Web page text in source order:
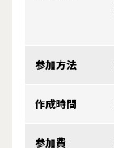
参加方法
作成時間
参加費